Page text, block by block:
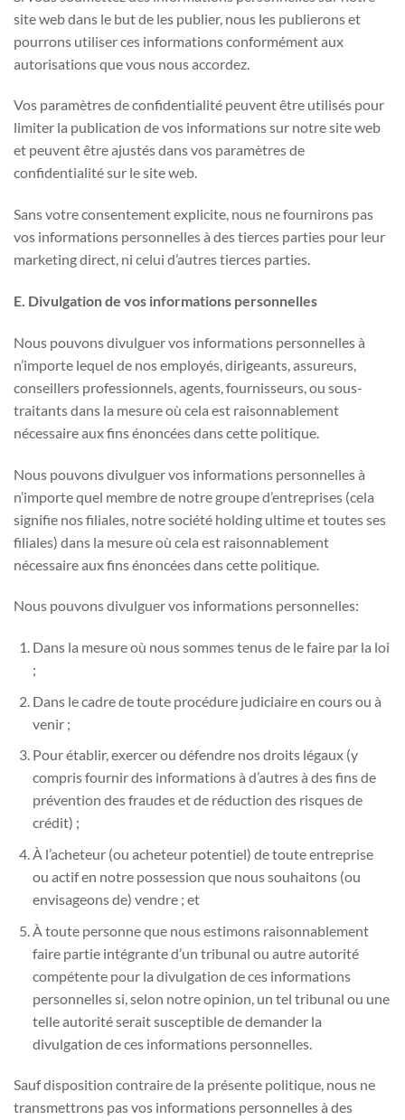
site web dans le but de les publier, nous les publierons et
pourrons utiliser ces informations conformément aux
autorisations que vous nous accordez.
Vos paramètres de confidentialité peuvent être utilisés pour
limiter la publication de vos informations sur notre site web
et peuvent être ajustés dans vos paramètres de
confidentialité sur le site web.
Sans votre consentement explicite, nous ne fournirons pas
vos informations personnelles à des tierces parties pour leur
marketing direct, ni celui d’autres tierces parties.
E. Divulgation de vos informations personnelles
Nous pouvons divulguer vos informations personnelles à
n’importe lequel de nos employés, dirigeants, assureurs,
conseillers professionnels, agents, fournisseurs, ou sous-
traitants dans la mesure où cela est raisonnablement
nécessaire aux fins énoncées dans cette politique.
Nous pouvons divulguer vos informations personnelles à
n’importe quel membre de notre groupe d’entreprises (cela
signifie nos filiales, notre société holding ultime et toutes ses
filiales) dans la mesure où cela est raisonnablement
nécessaire aux fins énoncées dans cette politique.
Nous pouvons divulguer vos informations personnelles:
Dans la mesure où nous sommes tenus de le faire par la loi
;
Dans le cadre de toute procédure judiciaire en cours ou à
venir ;
Pour établir, exercer ou défendre nos droits légaux (y
compris fournir des informations à d’autres à des fins de
prévention des fraudes et de réduction des risques de
crédit) ;
À l’acheteur (ou acheteur potentiel) de toute entreprise
ou actif en notre possession que nous souhaitons (ou
envisageons de) vendre ; et
À toute personne que nous estimons raisonnablement
faire partie intégrante d’un tribunal ou autre autorité
compétente pour la divulgation de ces informations
personnelles si, selon notre opinion, un tel tribunal ou une
telle autorité serait susceptible de demander la
divulgation de ces informations personnelles.
Sauf disposition contraire de la présente politique, nous ne
transmettrons pas vos informations personnelles à des